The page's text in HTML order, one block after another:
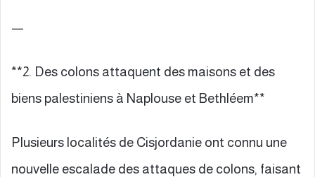
—
**2. Des colons attaquent des maisons et des
biens palestiniens à Naplouse et Bethléem**
Plusieurs localités de Cisjordanie ont connu une
nouvelle escalade des attaques de colons, faisant